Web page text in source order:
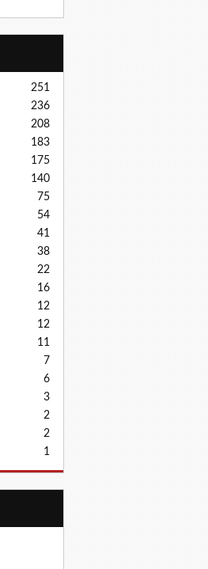
251
236
208
183
175
140
75
54
41
38
22
16
12
12
11
7
6
3
2
2
1